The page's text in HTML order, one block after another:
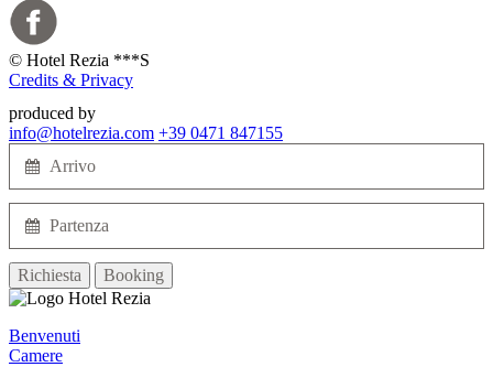
© Hotel Rezia ***S
Credits & Privacy
produced by
info@hotelrezia.com +39 0471 847155
Richiesta Booking
Benvenuti
Camere